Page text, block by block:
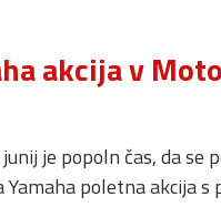
akcija v
je popoln čas, da
poletna akcija